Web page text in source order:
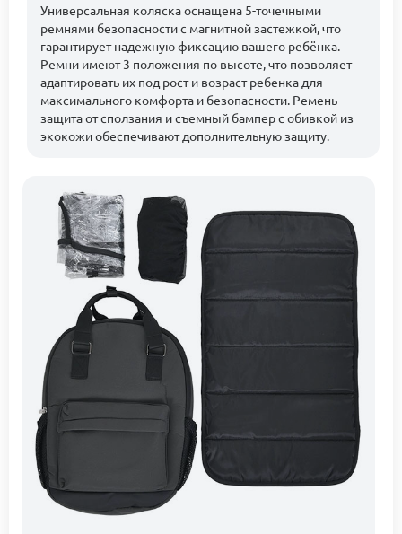
Универсальная коляска оснащена 5-точечными
ремнями безопасности с магнитной застежкой, что
гарантирует надежную фиксацию вашего ребёнка.
Ремни имеют 3 положения по высоте, что позволяет
адаптировать их под рост и возраст ребенка для
максимального комфорта и безопасности. Ремень-
защита от сползания и съемный бампер с обивкой из
экокожи обеспечивают дополнительную защиту.